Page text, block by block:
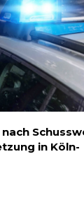
in Köln-